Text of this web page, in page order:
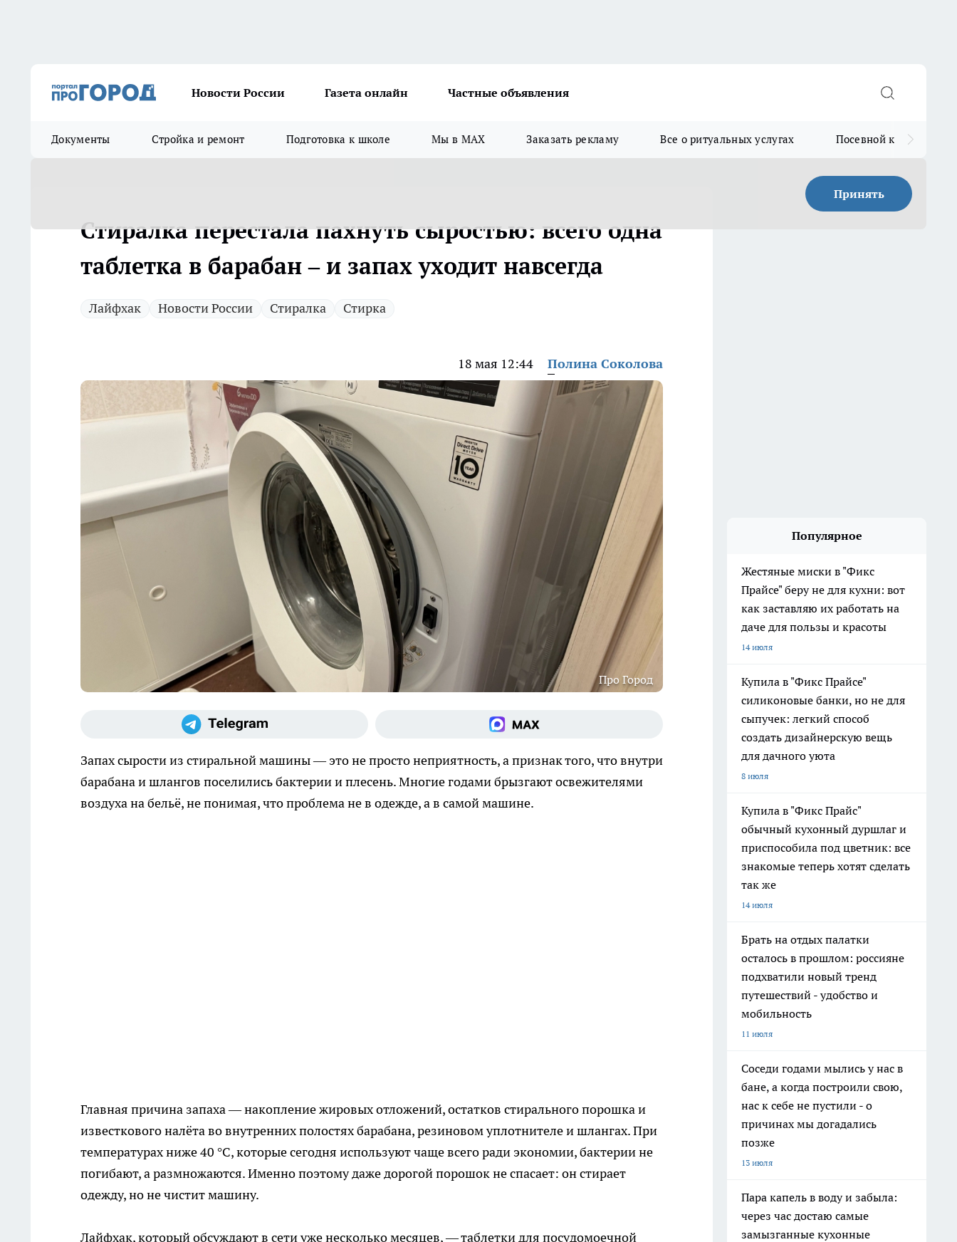
Новости России Газета онлайн Частные объявления
Документы Стройка и ремонт Подготовка к школе Мы в MAX Заказать рекламу Все о ритуальных услугах Посевной календарь
Принять
Стиралка перестала пахнуть сыростью: всего одна
таблетка в барабан – и запах уходит навсегда
Лайфхак Новости России Стиралка Стирка
18 мая 12:44 Полина Соколова
Про Город
Запах сырости из стиральной машины — это не просто неприятность, а признак того, что внутри
барабана и шлангов поселились бактерии и плесень. Многие годами брызгают освежителями
воздуха на бельё, не понимая, что проблема не в одежде, а в самой машине.
Главная причина запаха — накопление жировых отложений, остатков стирального порошка и
известкового налёта во внутренних полостях барабана, резиновом уплотнителе и шлангах. При
температурах ниже 40 °C, которые сегодня используют чаще всего ради экономии, бактерии не
погибают, а размножаются. Именно поэтому даже дорогой порошок не спасает: он стирает
одежду, но не чистит машину.
Лайфхак, который обсуждают в сети уже несколько месяцев, — таблетки для посудомоечной
Популярное
Жестяные миски в "Фикс
Прайсе" беру не для кухни: вот
как заставляю их работать на
даче для пользы и красоты
14 июля
Купила в "Фикс Прайсе"
силиконовые банки, но не для
сыпучек: легкий способ
создать дизайнерскую вещь
для дачного уюта
8 июля
Купила в "Фикс Прайс"
обычный кухонный дуршлаг и
приспособила под цветник: все
знакомые теперь хотят сделать
так же
14 июля
Брать на отдых палатки
осталось в прошлом: россияне
подхватили новый тренд
путешествий - удобство и
мобильность
11 июля
Соседи годами мылись у нас в
бане, а когда построили свою,
нас к себе не пустили - о
причинах мы догадались
позже
13 июля
Пара капель в воду и забыла:
через час достаю самые
замызганные кухонные